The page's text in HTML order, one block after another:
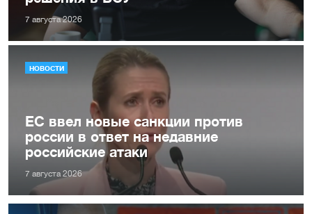
7 августа 2026
НОВОСТИ
ЕС ввел новые санкции против
россии в ответ на недавние
российские атаки
7 августа 2026